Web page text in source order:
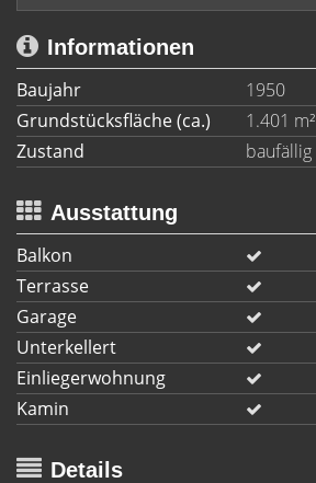
Informationen
Baujahr
1950
Grundstücksfläche (ca.)
1.401 m²
Zustand
baufällig
Ausstattung
Balkon
Terrasse
Garage
Unterkellert
Einliegerwohnung
Kamin
Details